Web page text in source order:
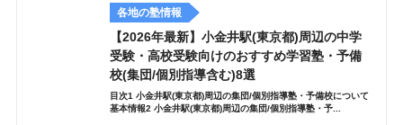
各地の塾情報
【2026年最新】小金井駅(東京都)周辺の中学
受験・高校受験向けのおすすめ学習塾・予備
校(集団/個別指導含む)8選
目次1 小金井駅(東京都)周辺の集団/個別指導塾・予備校について
基本情報2 小金井駅(東京都)周辺の集団/個別指導塾・予...